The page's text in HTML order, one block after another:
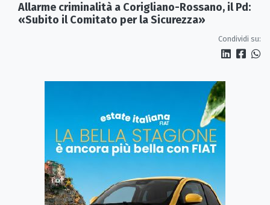
Allarme criminalità a Corigliano-Rossano, il Pd:
«Subito il Comitato per la Sicurezza»
Condividi su: